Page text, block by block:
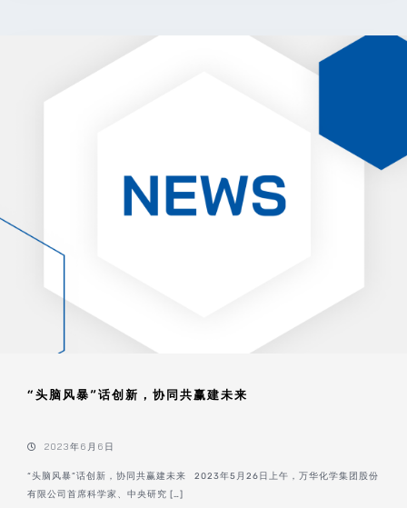
“头脑风暴”话创新，协同共赢建未来
2023年6月6日
“头脑风暴”话创新，协同共赢建未来 2023年5月26日上午，万华化学集团股份
有限公司首席科学家、中央研究 […]